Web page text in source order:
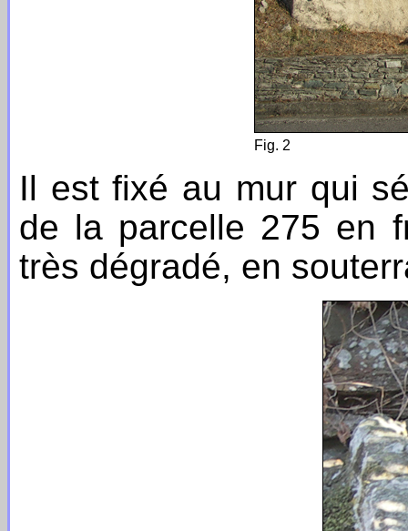
Fig. 2
Il est fixé au mur qui
de la parcelle 275 en
très dégradé, en